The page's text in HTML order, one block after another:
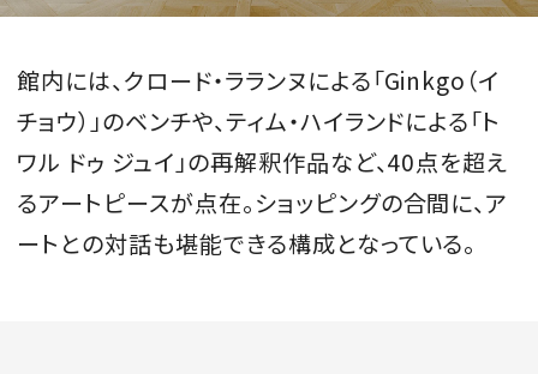
館内には、クロード・ラランヌによる「Ginkgo（イ
チョウ）」のベンチや、ティム・ハイランドによる「ト
ワル ドゥ ジュイ」の再解釈作品など、40点を超え
るアートピースが点在。ショッピングの合間に、ア
ートとの対話も堪能できる構成となっている。